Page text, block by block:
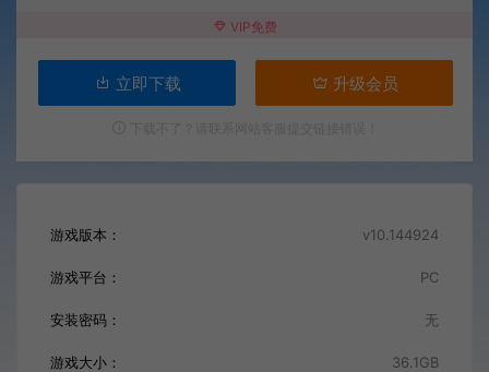
VIP免费
立即下载 升级会员
游戏版本： v10.144924
游戏平台： PC
安装密码： 无
游戏大小： 36.1GB